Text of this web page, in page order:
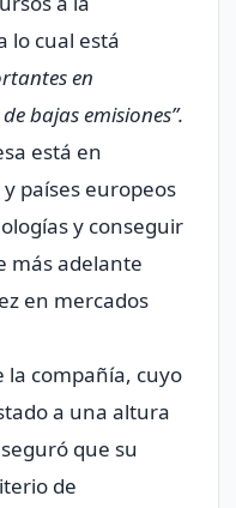
lo cual está
en
bajas emisiones”.
está en
países europeos
y conseguir
más adelante
en mercados
la compañía, cuyo
a una altura
que su
de